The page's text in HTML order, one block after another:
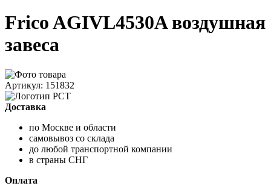
Frico AGIVL4530A воздушная
завеса
Артикул: 151832
Доставка
по Москве и области
самовывоз со склада
до любой транспортной компании
в страны СНГ
Оплата